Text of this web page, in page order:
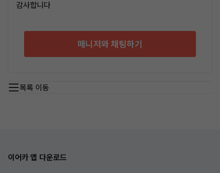
감사합니다
매니저와 채팅하기
목록 이동
이어카 앱 다운로드